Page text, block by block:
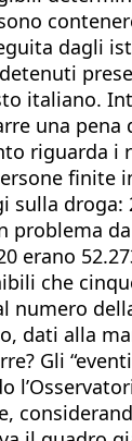
dagli
italiano.
una
riguarda
finite
sulla droga:
problema
erano
che
numero
dati alla
Gli